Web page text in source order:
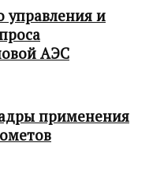
управления и
АЭС
применения